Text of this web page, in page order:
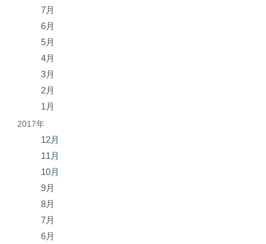
7月
6月
5月
4月
3月
2月
1月
2017年
12月
11月
10月
9月
8月
7月
6月